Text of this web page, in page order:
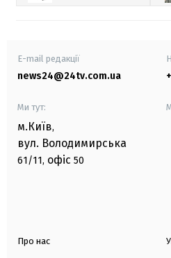
E-mail редакції
news24@24tv.com.ua
Ми тут:
м.Київ,
вул. Володимирська
61/11, офіс 50
Про нас